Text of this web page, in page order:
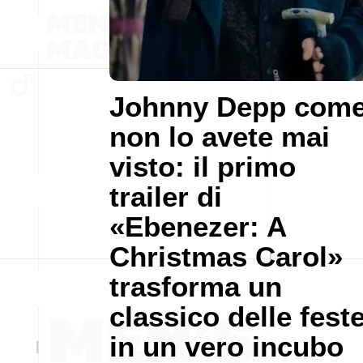
Johnny Depp
non lo avete mai
visto: il primo
trailer di
«Ebenezer: A
Christmas Carol»
trasforma un
classico delle
in un vero incubo